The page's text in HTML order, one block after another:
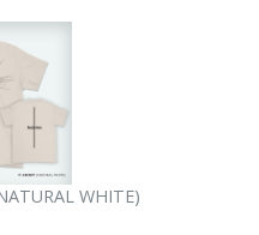
WHITE)